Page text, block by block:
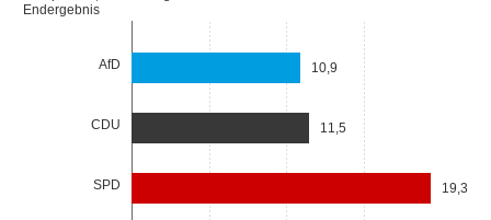
AfD
CDU
SPD
10,9
11,5
19,3
Endergebnis